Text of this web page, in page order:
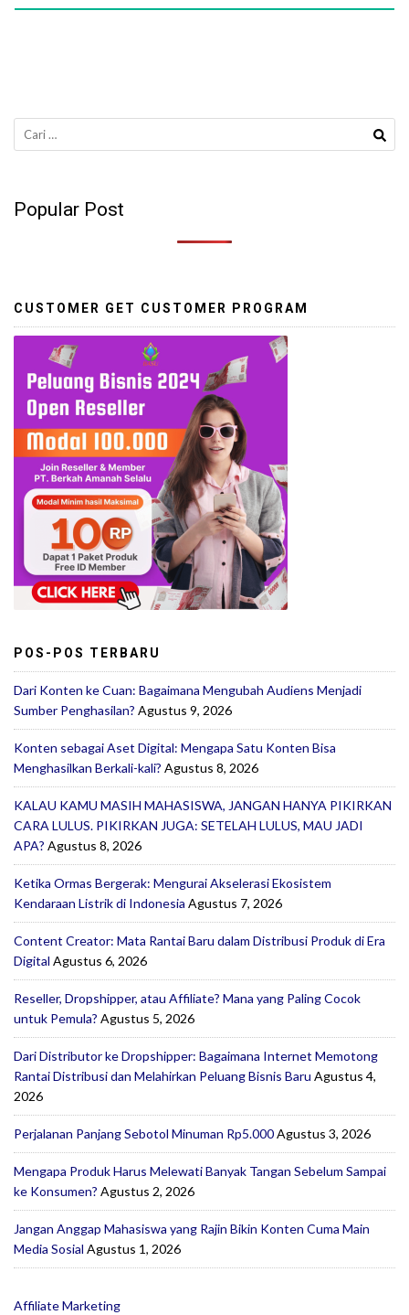
Cari
untuk:
Popular Post
CUSTOMER GET CUSTOMER PROGRAM
POS-POS TERBARU
Dari Konten ke Cuan: Bagaimana Mengubah Audiens Menjadi
Sumber Penghasilan? Agustus 9, 2026
Konten sebagai Aset Digital: Mengapa Satu Konten Bisa
Menghasilkan Berkali-kali? Agustus 8, 2026
KALAU KAMU MASIH MAHASISWA, JANGAN HANYA PIKIRKAN
CARA LULUS. PIKIRKAN JUGA: SETELAH LULUS, MAU JADI
APA? Agustus 8, 2026
Ketika Ormas Bergerak: Mengurai Akselerasi Ekosistem
Kendaraan Listrik di Indonesia Agustus 7, 2026
Content Creator: Mata Rantai Baru dalam Distribusi Produk di Era
Digital Agustus 6, 2026
Reseller, Dropshipper, atau Affiliate? Mana yang Paling Cocok
untuk Pemula? Agustus 5, 2026
Dari Distributor ke Dropshipper: Bagaimana Internet Memotong
Rantai Distribusi dan Melahirkan Peluang Bisnis Baru Agustus 4,
2026
Perjalanan Panjang Sebotol Minuman Rp5.000Agustus 3, 2026
Mengapa Produk Harus Melewati Banyak Tangan Sebelum Sampai
ke Konsumen? Agustus 2, 2026
Jangan Anggap Mahasiswa yang Rajin Bikin Konten Cuma Main
Media Sosial Agustus 1, 2026
Affiliate Marketing